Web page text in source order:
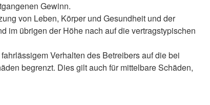
Gewinn.
von Leben, Körper und Gesundheit und der
im übrigen der Höhe nach auf die vertragstypischen
Verhalten des Betreibers auf die bei
begrenzt. Dies gilt auch für mittelbare Schäden,